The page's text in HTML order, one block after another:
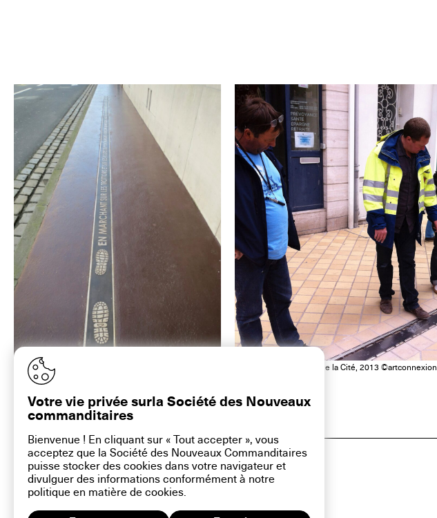
Hamish Fulton, Le Chemin de la Cité, 2013. ©Nancy
Fulton, courtesy artconnexion
Installation du Chemin de la Cité, 2013 ©artconnexion
contact@la-snc.org
Votre vie privée surla Société des Nouveaux
commanditaires
Bienvenue ! En cliquant sur « Tout accepter », vous
acceptez que la Société des Nouveaux Commanditaires
puisse stocker des cookies dans votre navigateur et
divulguer des informations conformément à notre
politique en matière de cookies.